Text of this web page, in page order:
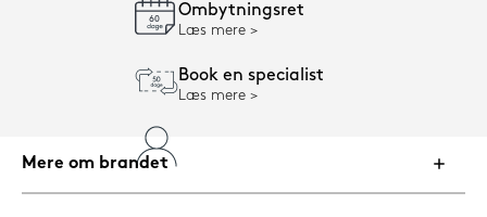
Ombytningsret
Læs mere
Book en specialist
Læs mere
Mere om brandet